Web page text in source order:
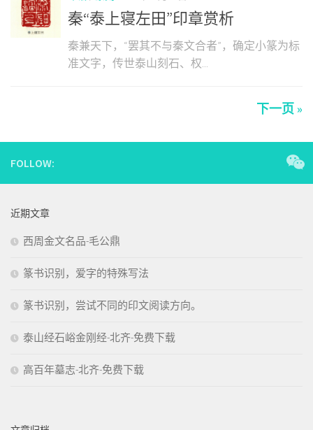
秦“泰上寝左田”印章赏析
秦兼天下，“罢其不与秦文合者”，确定小篆为标
准文字，传世泰山刻石、权...
下一页 »
FOLLOW:
近期文章
西周金文名品-毛公鼎
篆书识别，爱字的特殊写法
篆书识别，尝试不同的印文阅读方向。
泰山经石峪金刚经-北齐-免费下载
高百年墓志-北齐-免费下载